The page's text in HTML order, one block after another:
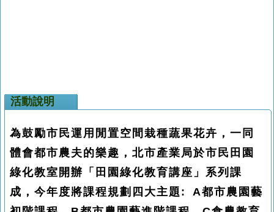
活動說明
為鼓勵市民運用閒置空間栽種蔬果花卉，一同
體會都市農夫的樂趣，北市產業局於市民田園
綠化教室開辦「田園綠化教育講座」系列課
成，今年度將課程規劃四大主題: A都市農園藝